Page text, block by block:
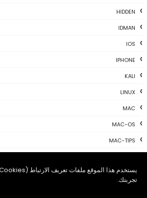
تجربتك.
HIDDEN
IDMAN
IOS
IPHONE
KALI
LINUX
MAC
MAC-OS
MAC-TIPS
NEWS TODAY